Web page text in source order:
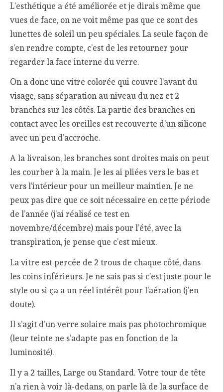
L’esthétique a été améliorée et je dirais même que
vues de face, on ne voit même pas que ce sont des
lunettes de soleil un peu spéciales. La seule façon de
s’en rendre compte, c’est de les retourner pour
regarder la face interne du verre.
On a donc une vitre colorée qui couvre l’avant du
visage, sans séparation au niveau du nez et 2
branches sur les côtés. La partie des branches en
contact avec les oreilles est recouverte d’un silicone
avec un peu d’accroche.
A la livraison, les branches sont droites mais on peut
les courber à la main. Je les ai pliées vers le bas et
vers l’intérieur pour un meilleur maintien. Je ne
peux pas dire que ce soit nécessaire en cette période
de l’année (j’ai réalisé ce test en
novembre/décembre) mais pour l’été, avec la
transpiration, je pense que c’est mieux.
La vitre est percée de 2 trous de chaque côté, dans
les coins inférieurs. Je ne sais pas si c’est juste pour le
style ou si ça a un réel intérêt pour l’aération (j’en
doute).
Il s’agit d’un verre solaire mais pas photochromique
(leur teinte ne s’adapte pas en fonction de la
luminosité).
Il y a 2 tailles, Large ou Standard. Votre tour de tête
n’a rien à voir là-dedans, on parle là de la surface de